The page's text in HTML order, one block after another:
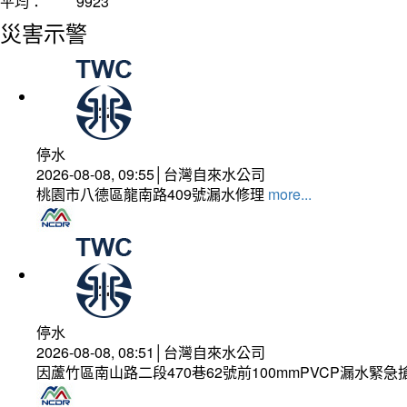
災害示警
停水
2026-08-08, 09:55│台灣自來水公司
桃園市八德區龍南路409號漏水修理 more...
停水
2026-08-08, 08:51│台灣自來水公司
因蘆竹區南山路二段470巷62號前100mmPVCP漏水緊急